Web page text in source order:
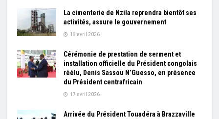
La cimenterie de Nzila reprendra bientôt ses
activités, assure le gouvernement
18 avril 2026
Cérémonie de prestation de serment et
installation officielle du Président congolais
réélu, Denis Sassou N’Guesso, en présence
du Président centrafricain
17 avril 2026
Arrivée du Président Touadéra à Brazzaville